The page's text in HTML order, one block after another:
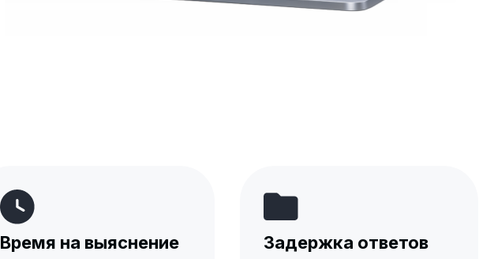
Время на выяснение Задержка ответов